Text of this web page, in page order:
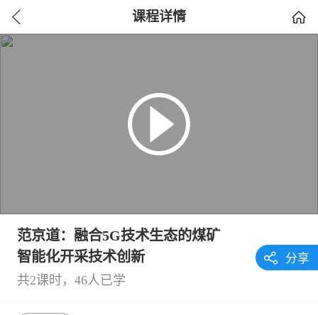
课程详情
范京道：融合5G技术生态的煤矿
智能化开采技术创新
共2课时，46人已学
分享